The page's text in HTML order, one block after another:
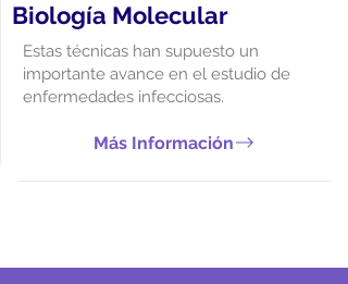
Biología Molecular
Estas técnicas han supuesto un
importante avance en el estudio de
enfermedades infecciosas.
Más Información